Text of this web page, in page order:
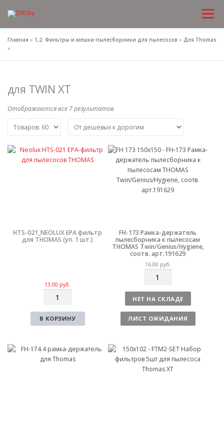
Главная » 1,2. Фильтры и мешки-пылесборники для пылесосов » Для Thomas
»
для TWIN XT
Отображаются все 7 результатов
HTS-021_NEOLUX EPA фильтр
для THOMAS (уп. 1 шт.)
13.00 руб.
л
и
с
т
В КОРЗИНУ
FH-173 Рамка-держатель
пылесборника к пылесосам
THOMAS Twin/Genius/Hygiene,
соотв. арт.191629
16.00 руб.
л
и
ч
е
в
о
НЕТ НА СКЛАДЕ
ЛИСТ ОЖИДАНИЯ